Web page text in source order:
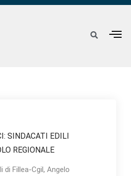
SINDACATI EDILI
REGIONALE
di Fillea-Cgil, Angelo